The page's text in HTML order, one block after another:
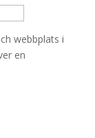
webbplats i
en